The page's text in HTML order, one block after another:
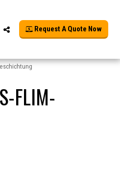
Request A Quote Now
FLIM-